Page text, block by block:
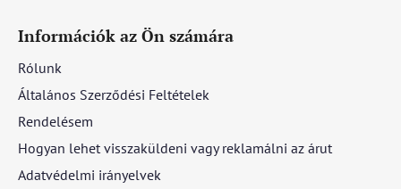
Információk az Ön számára
Rólunk
Általános Szerződési Feltételek
Rendelésem
Hogyan lehet visszaküldeni vagy reklamálni az árut
Adatvédelmi irányelvek